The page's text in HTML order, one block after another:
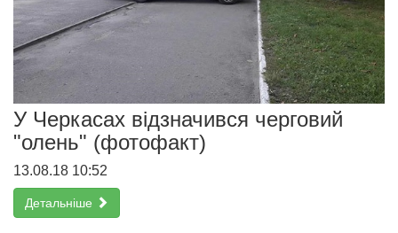
У Черкасах відзначився черговий
"олень" (фотофакт)
13.08.18 10:52
Детальніше